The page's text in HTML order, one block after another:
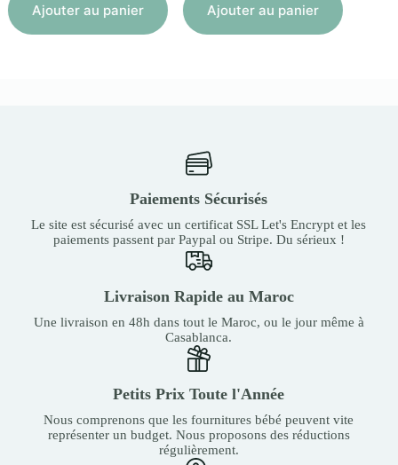
Ajouter au panier Ajouter au panier
Paiements Sécurisés
Le site est sécurisé avec un certificat SSL Let's Encrypt et les
paiements passent par Paypal ou Stripe. Du sérieux !
Livraison Rapide au Maroc
Une livraison en 48h dans tout le Maroc, ou le jour même à
Casablanca.
Petits Prix Toute l'Année
Nous comprenons que les fournitures bébé peuvent vite
représenter un budget. Nous proposons des réductions
régulièrement.